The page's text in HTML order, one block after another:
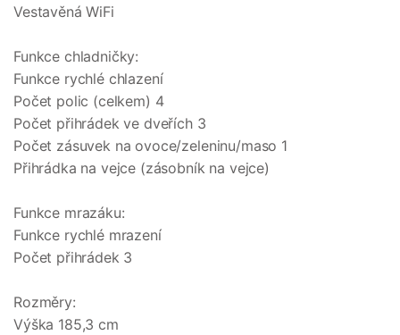
Vestavěná WiFi
Funkce chladničky:
Funkce rychlé chlazení
Počet polic (celkem) 4
Počet přihrádek ve dveřích 3
Počet zásuvek na ovoce/zeleninu/maso 1
Přihrádka na vejce (zásobník na vejce)
Funkce mrazáku:
Funkce rychlé mrazení
Počet přihrádek 3
Rozměry:
Výška 185,3 cm